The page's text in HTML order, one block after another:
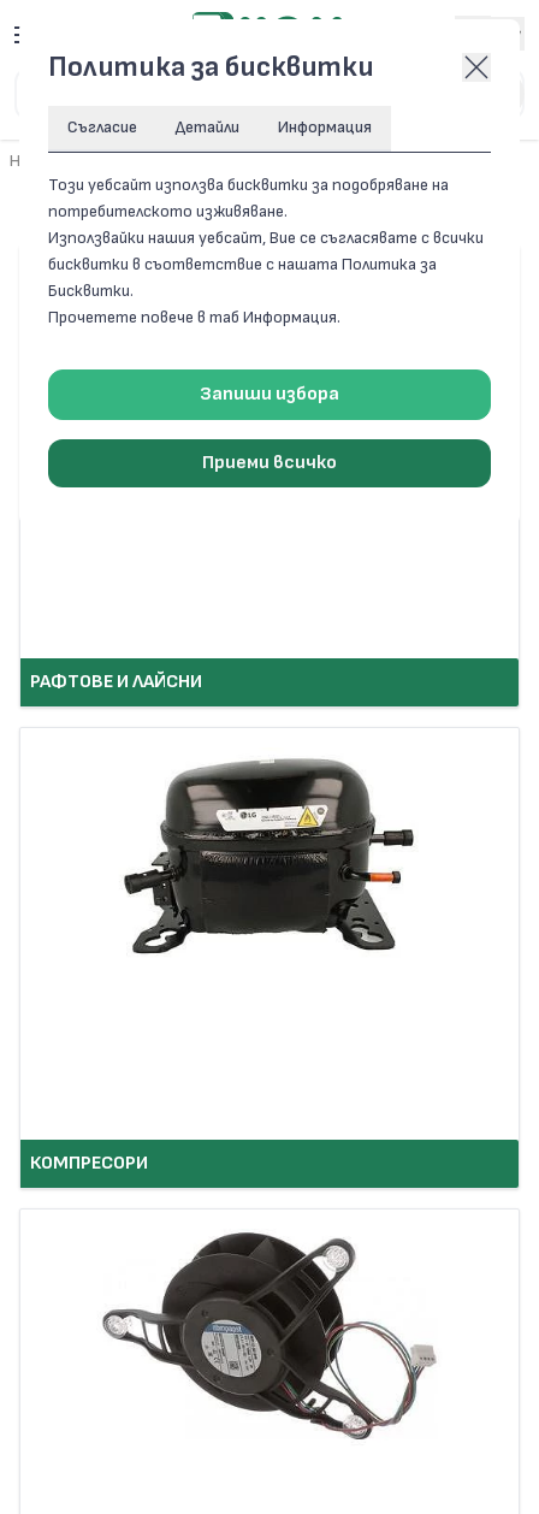
Начало
Хладилници
РАФТОВЕ И ЛАЙСНИ
КОМПРЕСОРИ
Политика за бисквитки
Съгласие Детайли Информация
Този уебсайт използва бисквитки за подобряване на
потребителското изживяване.
Използвайки нашия уебсайт, Вие се съгласявате с всички
бисквитки в съответствие с нашата Политика за
Бисквитки.
Прочетете повече в таб Информация.
Запиши избора
Приеми всичко